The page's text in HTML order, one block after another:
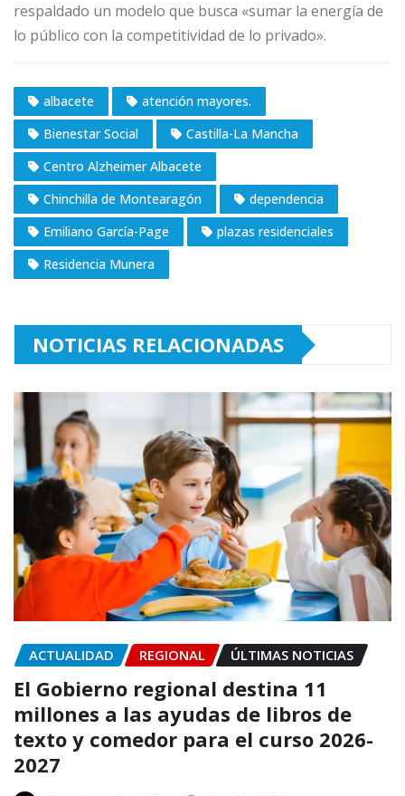
respaldado un modelo que busca «sumar la energía de
lo público con la competitividad de lo privado».
albacete
atención mayores.
Bienestar Social
Castilla-La Mancha
Centro Alzheimer Albacete
Chinchilla de Montearagón
dependencia
Emiliano García-Page
plazas residenciales
Residencia Munera
NOTICIAS RELACIONADAS
ACTUALIDAD REGIONAL ÚLTIMAS NOTICIAS
El Gobierno regional destina 11
millones a las ayudas de libros de
texto y comedor para el curso 2026-
2027